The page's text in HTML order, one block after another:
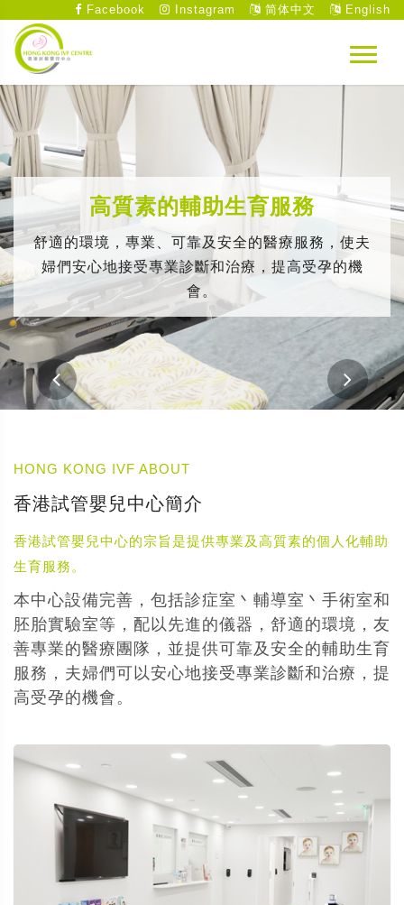
Facebook Instagram 简体中文 English
高質素的輔助生育服務
舒適的環境，專業、可靠及安全的醫療服務，使夫
婦們安心地接受專業診斷和治療，提高受孕的機
會。
HONG KONG IVF ABOUT
香港試管嬰兒中心簡介
香港試管嬰兒中心的宗旨是提供專業及高質素的個人化輔助
生育服務。
本中心設備完善，包括診症室丶輔導室丶手術室和
胚胎實驗室等，配以先進的儀器，舒適的環境，友
善專業的醫療團隊，並提供可靠及安全的輔助生育
服務，夫婦們可以安心地接受專業診斷和治療，提
高受孕的機會。